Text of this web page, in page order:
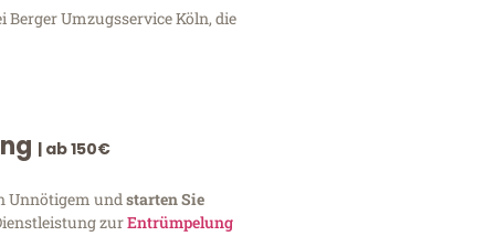
Umzugsservice Köln, die
| ab 150€
Unnötigem und starten Sie
zurEntrümpelung